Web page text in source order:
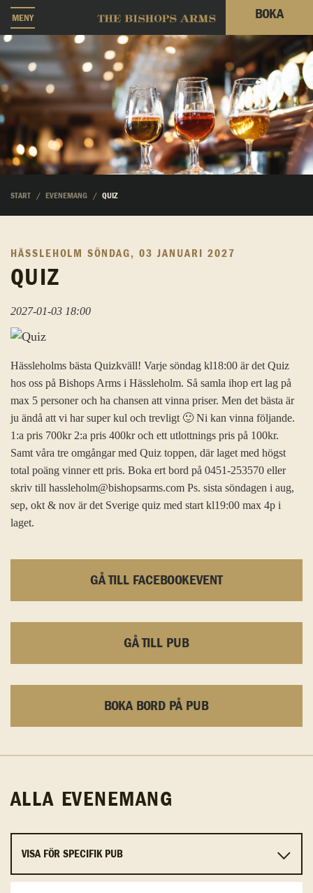
MENY BOKA
START EVENEMANG QUIZ
HÄSSLEHOLM SÖNDAG, 03 JANUARI 2027
QUIZ
2027-01-03 18:00
Hässleholms bästa Quizkväll! Varje söndag kl18:00 är det Quiz
hos oss på Bishops Arms i Hässleholm. Så samla ihop ert lag på
max 5 personer och ha chansen att vinna priser. Men det bästa är
ju ändå att vi har super kul och trevligt 🙂 Ni kan vinna följande.
1:a pris 700kr 2:a pris 400kr och ett utlottnings pris på 100kr.
Samt våra tre omgångar med Quiz toppen, där laget med högst
total poäng vinner ett pris. Boka ert bord på 0451-253570 eller
skriv till hassleholm@bishopsarms.com Ps. sista söndagen i aug,
sep, okt & nov är det Sverige quiz med start kl19:00 max 4p i
laget.
GÅ TILL FACEBOOKEVENT
GÅ TILL PUB
BOKA BORD PÅ PUB
ALLA EVENEMANG